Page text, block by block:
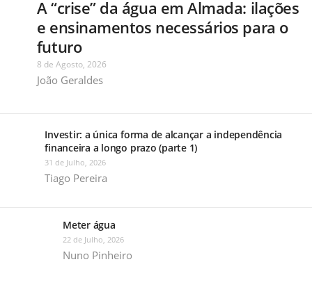
A “crise” da água em Almada: ilações
e ensinamentos necessários para o
futuro
8 de Agosto, 2026
João Geraldes
Investir: a única forma de alcançar a independência
financeira a longo prazo (parte 1)
31 de Julho, 2026
Tiago Pereira
Meter água
22 de Julho, 2026
Nuno Pinheiro